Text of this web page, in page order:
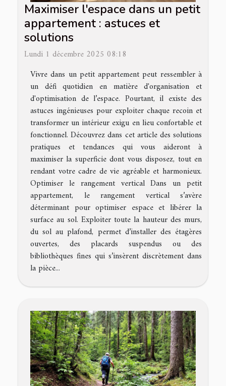
Maximiser l'espace dans un petit
appartement : astuces et
solutions
Lundi 1 décembre 2025 08:18
Vivre dans un petit appartement peut ressembler à
un défi quotidien en matière d'organisation et
d'optimisation de l’espace. Pourtant, il existe des
astuces ingénieuses pour exploiter chaque recoin et
transformer un intérieur exigu en lieu confortable et
fonctionnel. Découvrez dans cet article des solutions
pratiques et tendances qui vous aideront à
maximiser la superficie dont vous disposez, tout en
rendant votre cadre de vie agréable et harmonieux.
Optimiser le rangement vertical Dans un petit
appartement, le rangement vertical s’avère
déterminant pour optimiser espace et libérer la
surface au sol. Exploiter toute la hauteur des murs,
du sol au plafond, permet d’installer des étagères
ouvertes, des placards suspendus ou des
bibliothèques fines qui s’insèrent discrètement dans
la pièce...